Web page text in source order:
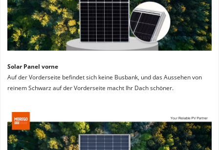
Solar Panel vorne
Auf der Vorderseite befindet sich keine Busbank, und das Aussehen von
reinem Schwarz auf der Vorderseite macht Ihr Dach schöner.